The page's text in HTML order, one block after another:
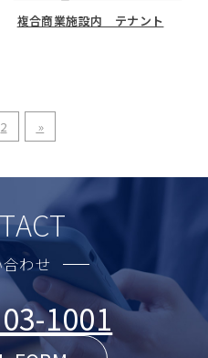
複合商業施設内 テナント
2 »
わせ
1001